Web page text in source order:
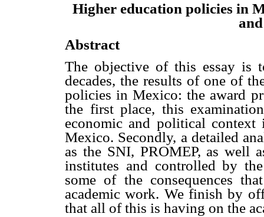
Higher education policies in
Abstract
The objective of this essay is
decades, the results of one of
policies in Mexico: the award
the first place, this
economic and political context
Mexico. Secondly, a detailed
as the SNI, PROMEP, as well
institutes and controlled by
some of the consequences
academic work. We finish by
that all of this is having on the